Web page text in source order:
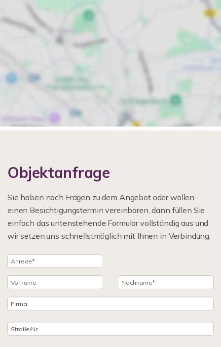
Objektanfrage
Sie haben noch Fragen zu dem Angebot oder wollen
einen Besichtigungstermin vereinbaren, dann füllen Sie
einfach das untenstehende Formular vollständig aus und
wir setzen uns schnellstmöglich mit Ihnen in Verbindung.